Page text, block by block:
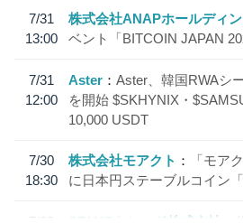
7/31
13:00
株式会社ANAPホールディ
ベント「BITCOIN JAPAN
7/31
12:00
Aster
Aster、韓国RWAシ
を開始 $SKHYNIX・
10,000 USDT
7/30
18:30
株式会社モアクト
「モア
に日本円ステーブルコイン